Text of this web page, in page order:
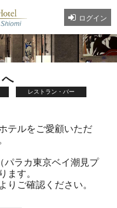
ログイン
レストラン・バー
テルをご愛顧いただ
パラカ東京ベイ潮見プ
ます。
りご確認ください。